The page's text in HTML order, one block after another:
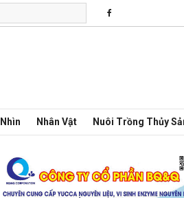
Nhân Vật Nuôi Trồng Thủy